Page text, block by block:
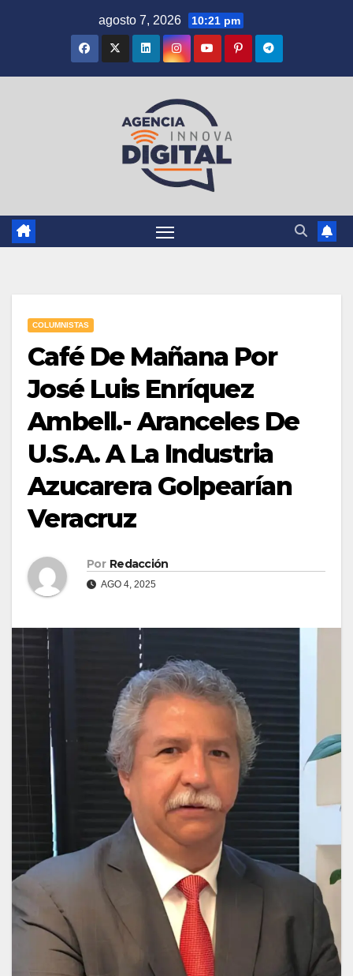
agosto 7, 2026 10:21 pm
COLUMNISTAS
Café De Mañana Por
José Luis Enríquez
Ambell.- Aranceles De
U.S.A. A La Industria
Azucarera Golpearían
Veracruz
Por Redacción
AGO 4, 2025